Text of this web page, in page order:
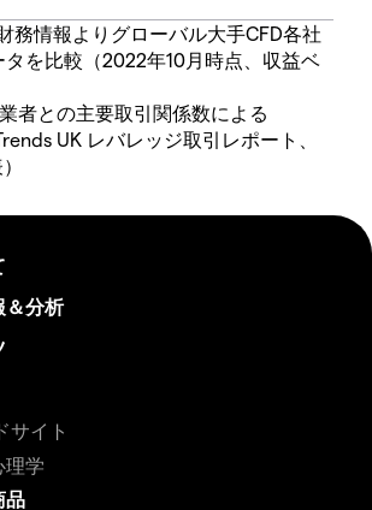
務情報よりグローバル大手CFD各社
を比較（2022年10月時点、収益ベ
者との主要取引関係数による
UK レバレッジ取引レポート、
＆分析
サイト
理学
品